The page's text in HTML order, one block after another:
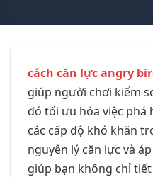
cách căn lực angry
giúp người chơi kiểm
đó tối ưu hóa việc phá
các cấp độ khó khăn
nguyên lý căn lực và
giúp bạn không chỉ